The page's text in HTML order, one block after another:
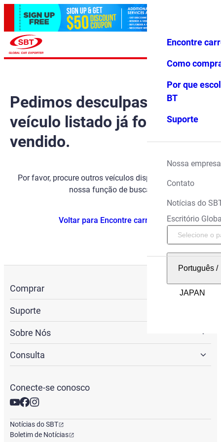
Favoritos Menu
Encontre
Como
Por que
BT
Suporte
Nossa empresa
Contato
Notícias do
Escritório
Português/
Pedimos desculpas, mas o
veículo listado já foi
vendido.
Por favor, procure outros veículos disponíveis usando
nossa função de busca.
Voltar para Encontre carros
Comprar
Suporte
Sobre Nós
Consulta
Conecte-se conosco
Notícias do SBT
Boletim de Notícias